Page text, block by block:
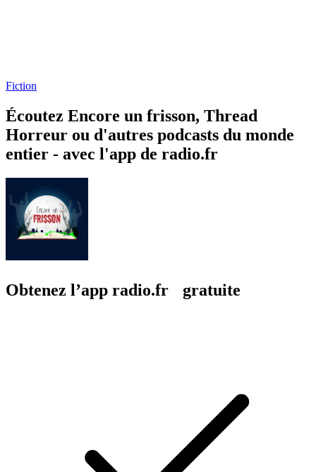
Fiction
Écoutez Encore un frisson, Thread
Horreur ou d'autres podcasts du monde
entier - avec l'app de radio.fr
Obtenez l’app radio.fr gratuite